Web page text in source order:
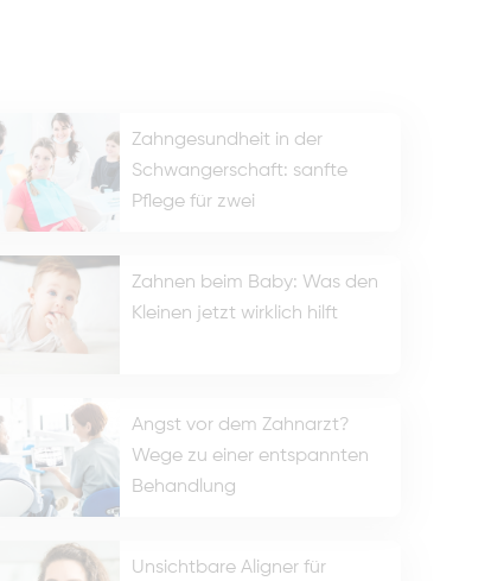
Zahngesundheit in der
Schwangerschaft: sanfte
Pflege für zwei
Zahnen beim Baby: Was den
Kleinen jetzt wirklich hilft
Angst vor dem Zahnarzt?
Wege zu einer entspannten
Behandlung
Unsichtbare Aligner für